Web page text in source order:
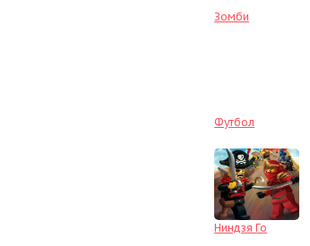
Зомби
Футбол
Ниндзя Го